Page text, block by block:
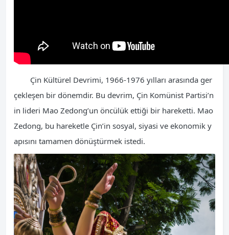
Çin Kültürel Devrimi, 1966-1976 yılları arasında ger
çekleşen bir dönemdir. Bu devrim, Çin Komünist Partisi’n
in lideri Mao Zedong’un öncülük ettiği bir hareketti. Mao
Zedong, bu hareketle Çin’in sosyal, siyasi ve ekonomik y
apısını tamamen dönüştürmek istedi.